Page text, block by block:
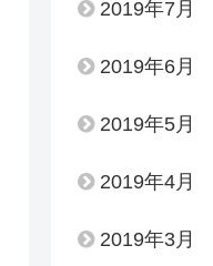
2019年7月
2019年6月
2019年5月
2019年4月
2019年3月